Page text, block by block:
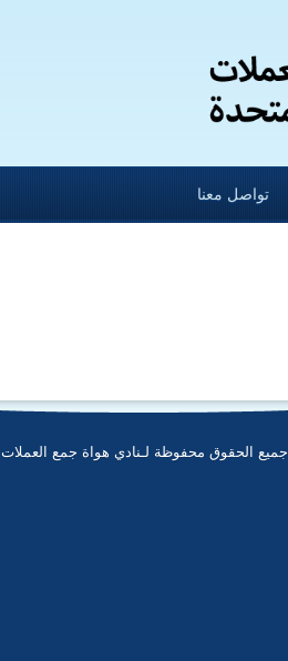
تواصل معنا
جميع الحقوق محفوظة لـنادي هواة جمع العملات